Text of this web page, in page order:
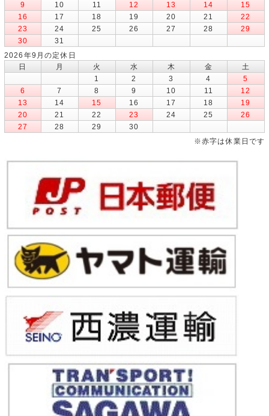
9
10 11 12 13 14
15
16
17 18 19 20 21
22
23
24 25 26 27 28
29
30
31
2026年9月の定休日
日
月 火 水 木 金
土
1
2 3 4
5
6
7 8 9 10 11
12
13
14 15 16 17 18
19
20
21 22 23 24 25
26
27
28 29
30
※赤字は休業日です